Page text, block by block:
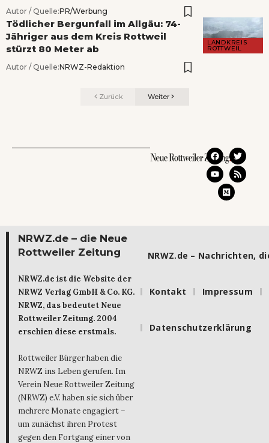
Autor / Quelle:PR/Werbung
LANDKREIS
ROTTWEIL
Tödlicher Bergunfall im Allgäu: 74-
Jähriger aus dem Kreis Rottweil
stürzt 80 Meter ab
Autor / Quelle:NRWZ-Redaktion
Zurück Weiter
NRWZ.de – die Neue
Rottweiler Zeitung
NRWZ.de ist die Website der
NRWZ Verlag GmbH & Co. KG.
NRWZ, das bedeutet Neue
Rottweiler Zeitung. 2004
erschien diese erstmals.
Rottweiler Bürger haben die
NRWZ ins Leben gerufen. Im
Verein Neue Rottweiler Zeitung
(NRWZ) e.V. haben sie sich über
mehrere Monate engagiert –
um zunächst ihren Protest
gegen den Fortgang einer von
NRWZ.de – Nachrichten,
Kontakt Impressum
Datenschutzerklärung